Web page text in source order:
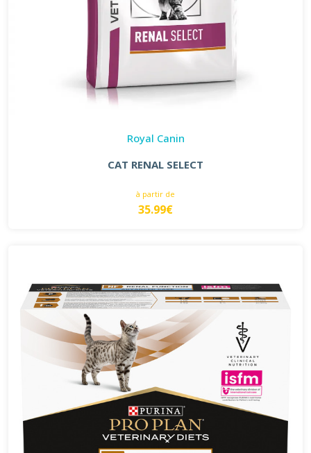
Royal Canin
CAT RENAL SELECT
à partir de
35.99€